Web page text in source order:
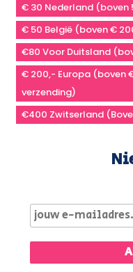
€ 30 Nederland (boven
€ 50 België (boven €
€80 Voor Duitsland
€ 200,- Europa (boven
verzending)
€400 Zwitserland